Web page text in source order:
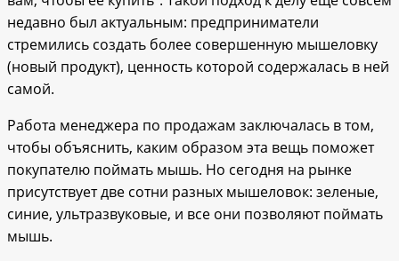
недавно был актуальным: предприниматели
стремились создать более совершенную мышеловку
(новый продукт), ценность которой содержалась в ней
самой.
Работа менеджера по продажам заключалась в том,
чтобы объяснить, каким образом эта вещь поможет
покупателю поймать мышь. Но сегодня на рынке
присутствует две сотни разных мышеловок: зеленые,
синие, ультразвуковые, и все они позволяют поймать
мышь.